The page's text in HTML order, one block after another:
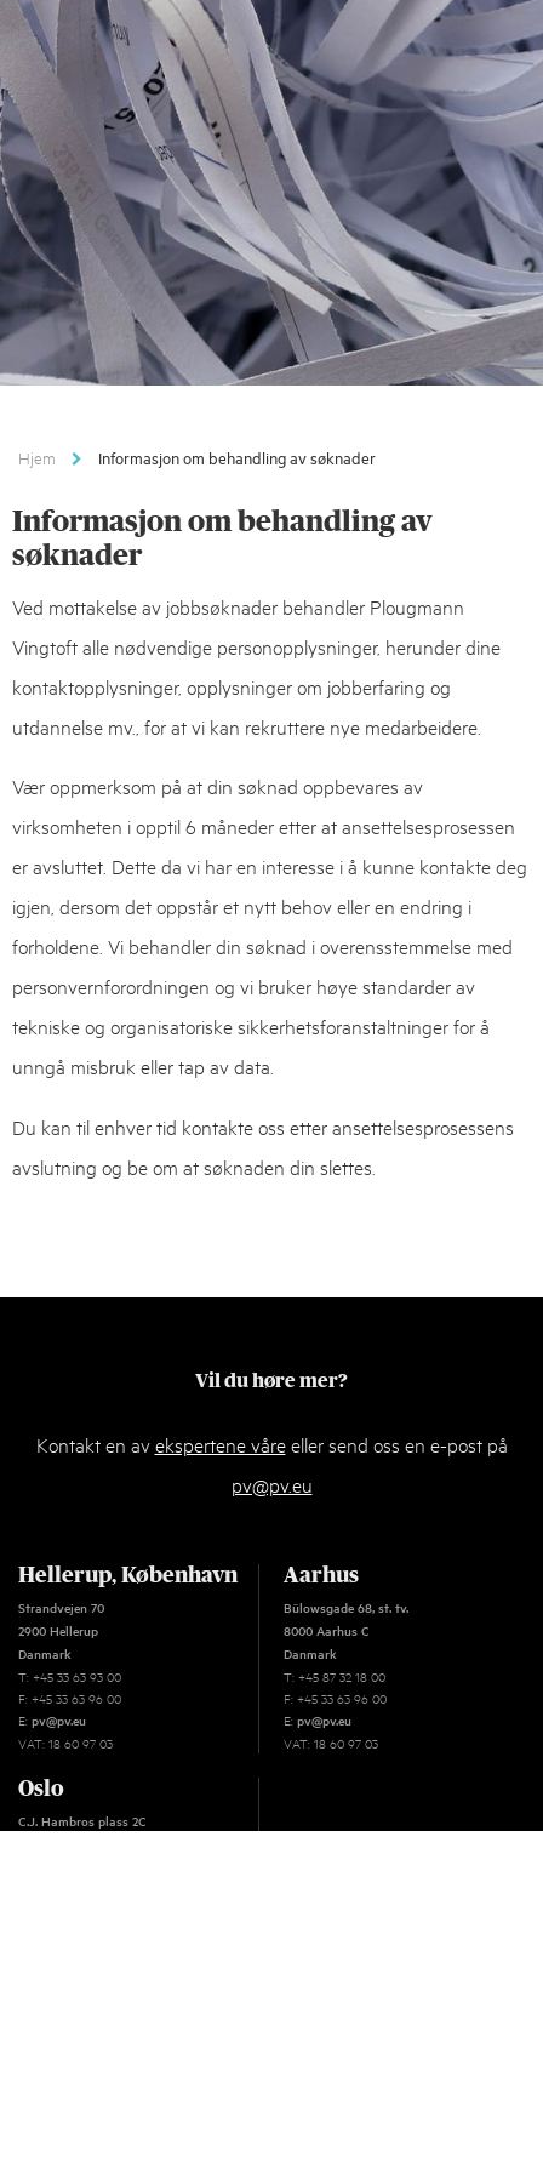
Hjem Informasjon om behandling av søknader
Informasjon om behandling av
søknader
Ved mottakelse av jobbsøknader behandler Plougmann
Vingtoft alle nødvendige personopplysninger, herunder dine
kontaktopplysninger, opplysninger om jobberfaring og
utdannelse mv., for at vi kan rekruttere nye medarbeidere.
Vær oppmerksom på at din søknad oppbevares av
virksomheten i opptil 6 måneder etter at ansettelsesprosessen
er avsluttet. Dette da vi har en interesse i å kunne kontakte deg
igjen, dersom det oppstår et nytt behov eller en endring i
forholdene. Vi behandler din søknad i overensstemmelse med
personvernforordningen og vi bruker høye standarder av
tekniske og organisatoriske sikkerhetsforanstaltninger for å
unngå misbruk eller tap av data.
Du kan til enhver tid kontakte oss etter ansettelsesprosessens
avslutning og be om at søknaden din slettes.
Vil du høre mer?
Kontakt en avekspertene våreeller send oss en e-post på
pv@pv.eu
Hellerup, København
Strandvejen 70
2900 Hellerup
Danmark
T: +45 33 63 93 00
F: +45 33 63 96 00
E: pv@pv.eu
VAT: 18 60 97 03
Aarhus
Bülowsgade 68, st. tv.
8000 Aarhus C
Danmark
T: +45 87 32 18 00
F: +45 33 63 96 00
E: pv@pv.eu
VAT: 18 60 97 03
Oslo
C.J. Hambros plass 2C